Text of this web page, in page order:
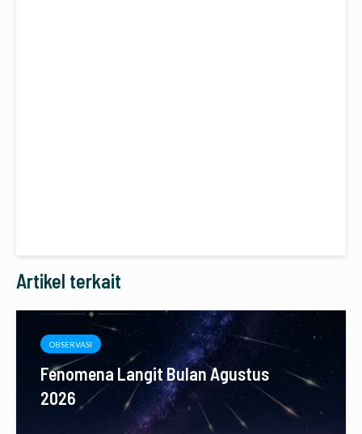
Artikel terkait
OBSERVASI
Fenomena Langit Bulan Agustus
2026